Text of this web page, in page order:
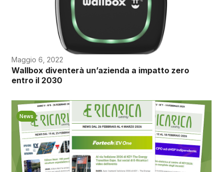
Maggio 6, 2022
Wallbox diventerà un’azienda a impatto zero
entro il 2030
News